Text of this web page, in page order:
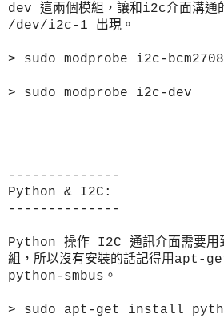
dev 這兩個模組，讓和i2c介面溝通
/dev/i2c-1 出現。
> sudo modprobe i2c-bcm2708
> sudo modprobe i2c-dev
--------------
Python & I2C:
--------------
Python 操作 I2C 通訊介面需要用
組，所以沒有安裝的話記得用apt-
python-smbus。
> sudo apt-get install